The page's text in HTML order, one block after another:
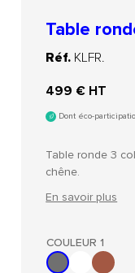
Table
Réf. KLFR.
499 € HT
Dont éco-
Table ronde 3
chêne.
En savoir plus
COULEUR 1